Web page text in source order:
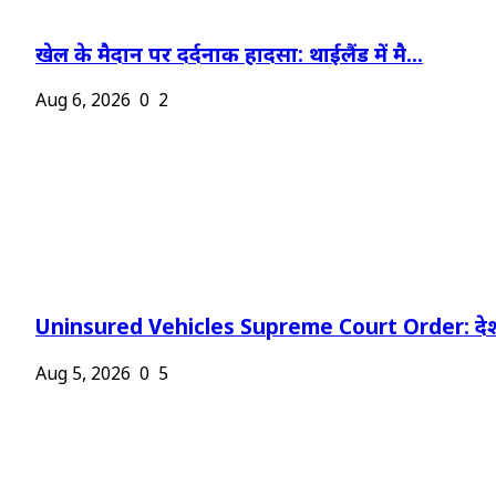
खेल के मैदान पर दर्दनाक हादसा: थाईलैंड में मै...
Aug 6, 2026 0 2
Uninsured Vehicles Supreme Court Order:
Aug 5, 2026 0 5